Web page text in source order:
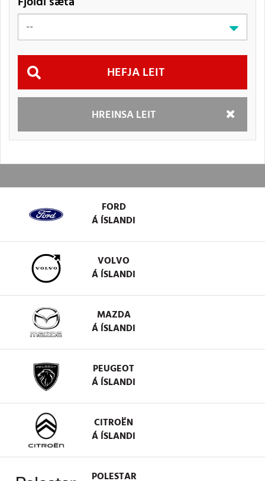
HREINSA LEIT
Hefja
FORD
Á ÍSLANDI
VOLVO
Á ÍSLANDI
MAZDA
Á ÍSLANDI
PEUGEOT
Á ÍSLANDI
CITROËN
Á ÍSLANDI
POLESTAR